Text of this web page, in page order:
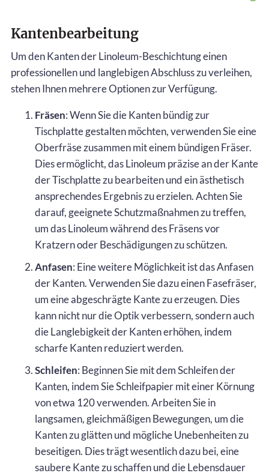
Kantenbearbeitung
Um den Kanten der Linoleum-Beschichtung einen
professionellen und langlebigen Abschluss zu verleihen,
stehen Ihnen mehrere Optionen zur Verfügung.
Fräsen: Wenn Sie die Kanten bündig zur
Tischplatte gestalten möchten, verwenden Sie eine
Oberfräse zusammen mit einem bündigen Fräser.
Dies ermöglicht, das Linoleum präzise an der Kante
der Tischplatte zu bearbeiten und ein ästhetisch
ansprechendes Ergebnis zu erzielen. Achten Sie
darauf, geeignete Schutzmaßnahmen zu treffen,
um das Linoleum während des Fräsens vor
Kratzern oder Beschädigungen zu schützen.
Anfasen: Eine weitere Möglichkeit ist das Anfasen
der Kanten. Verwenden Sie dazu einen Fasefräser,
um eine abgeschrägte Kante zu erzeugen. Dies
kann nicht nur die Optik verbessern, sondern auch
die Langlebigkeit der Kanten erhöhen, indem
scharfe Kanten reduziert werden.
Schleifen: Beginnen Sie mit dem Schleifen der
Kanten, indem Sie Schleifpapier mit einer Körnung
von etwa 120 verwenden. Arbeiten Sie in
langsamen, gleichmäßigen Bewegungen, um die
Kanten zu glätten und mögliche Unebenheiten zu
beseitigen. Dies trägt wesentlich dazu bei, eine
saubere Kante zu schaffen und die Lebensdauer